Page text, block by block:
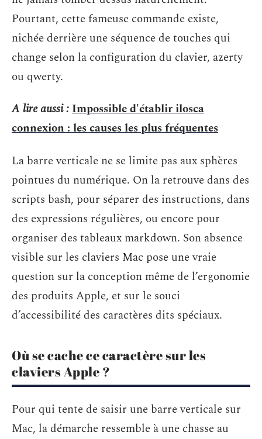
Pourtant, cette fameuse commande existe,
nichée derrière une séquence de touches qui
change selon la configuration du clavier, azerty
ou qwerty.
A lire aussi :Impossible d'établir ilosca
connexion : les causes les plus fréquentes
La barre verticale ne se limite pas aux sphères
pointues du numérique. On la retrouve dans des
scripts bash, pour séparer des instructions, dans
des expressions régulières, ou encore pour
organiser des tableaux markdown. Son absence
visible sur les claviers Mac pose une vraie
question sur la conception même de l’ergonomie
des produits Apple, et sur le souci
d’accessibilité des caractères dits spéciaux.
Où se cache ce caractère sur les
claviers Apple ?
Pour qui tente de saisir une barre verticale sur
Mac, la démarche ressemble à une chasse au